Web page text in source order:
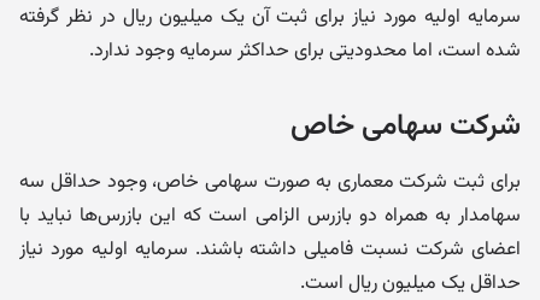
سرمایه اولیه مورد نیاز برای ثبت آن یک میلیون ریال در نظر گرفته
شده است، اما محدودیتی برای حداکثر سرمایه وجود ندارد.
شرکت سهامی خاص
برای ثبت شرکت معماری به صورت سهامی خاص، وجود حداقل سه
سهامدار به همراه دو بازرس الزامی است که این بازرس‌ها نباید با
اعضای شرکت نسبت فامیلی داشته باشند. سرمایه اولیه مورد نیاز
حداقل یک میلیون ریال است.